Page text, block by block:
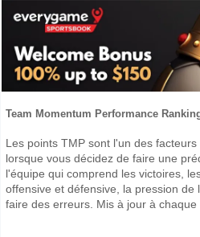
Team Momentum Performance
Les points TMP sont l'un des
lorsque vous décidez de faire une
l'équipe qui comprend les victoires,
offensive et défensive, la pression de
faire des erreurs. Mis à jour à chaque